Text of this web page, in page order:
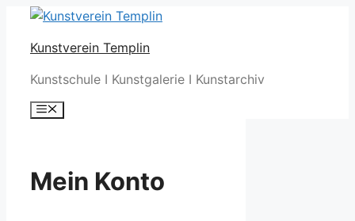
Zum
springen
Kunstverein Templin
Kunstschule I Kunstgalerie I Kunstarchiv
Menü
Mein Konto